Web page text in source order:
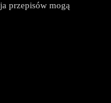
przepisów mogą